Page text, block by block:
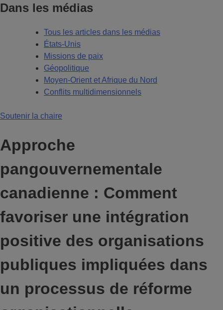
Dans les médias
Tous les articles dans les médias
États-Unis
Missions de paix
Géopolitique
Moyen-Orient et Afrique du Nord
Conflits multidimensionnels
Soutenir la chaire
Approche
pangouvernementale
canadienne : Comment
favoriser une intégration
positive des organisations
publiques impliquées dans
un processus de réforme